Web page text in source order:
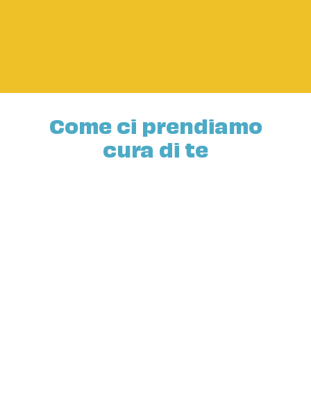
Come ci prendiamo
cura di te